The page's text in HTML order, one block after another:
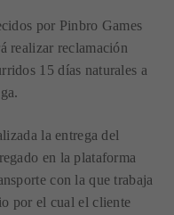
por Pinbro Games
realizar reclamación
15 días naturales a
la entrega del
en la plataforma
con la que trabaja
por el cual el cliente